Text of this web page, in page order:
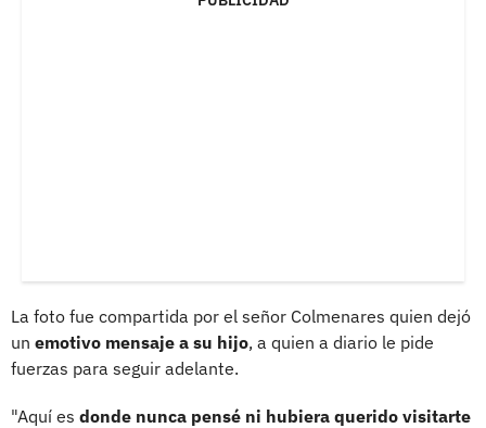
La foto fue compartida por el señor Colmenares quien dejó
un emotivo mensaje a su hijo, a quien a diario le pide
fuerzas para seguir adelante.
"Aquí es donde nunca pensé ni hubiera querido visitarte